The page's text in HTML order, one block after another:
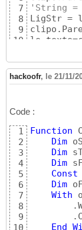
7
8
9
10
'String =
LigStr =
hackoofr, le 21/11/
Code :
1
2
3
4
5
6
7
8
9
10
Function
Dim
Dim
Dim
Const
Dim
With
End